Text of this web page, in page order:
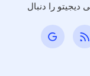
را دنبال